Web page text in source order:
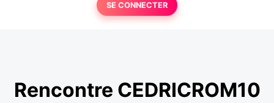
SE CONNECTER
Rencontre CEDRICROM10